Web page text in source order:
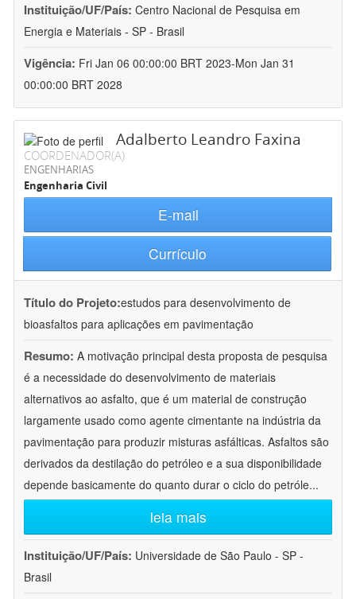
Instituição/UF/País: Centro Nacional de Pesquisa em
Energia e Materiais - SP - Brasil
Vigência: Fri Jan 06 00:00:00 BRT 2023-Mon Jan 31
00:00:00 BRT 2028
Adalberto Leandro Faxina
COORDENADOR(A)
ENGENHARIAS
Engenharia Civil
E-mail
Currículo
Título do Projeto:estudos para desenvolvimento de
bioasfaltos para aplicações em pavimentação
Resumo: A motivação principal desta proposta de pesquisa
é a necessidade do desenvolvimento de materiais
alternativos ao asfalto, que é um material de construção
largamente usado como agente cimentante na indústria da
pavimentação para produzir misturas asfálticas. Asfaltos são
derivados da destilação do petróleo e a sua disponibilidade
depende basicamente do quanto durar o ciclo do petróle...
leia mais
Instituição/UF/País: Universidade de São Paulo - SP -
Brasil